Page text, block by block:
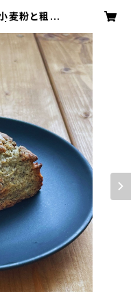
麦粉と粗精